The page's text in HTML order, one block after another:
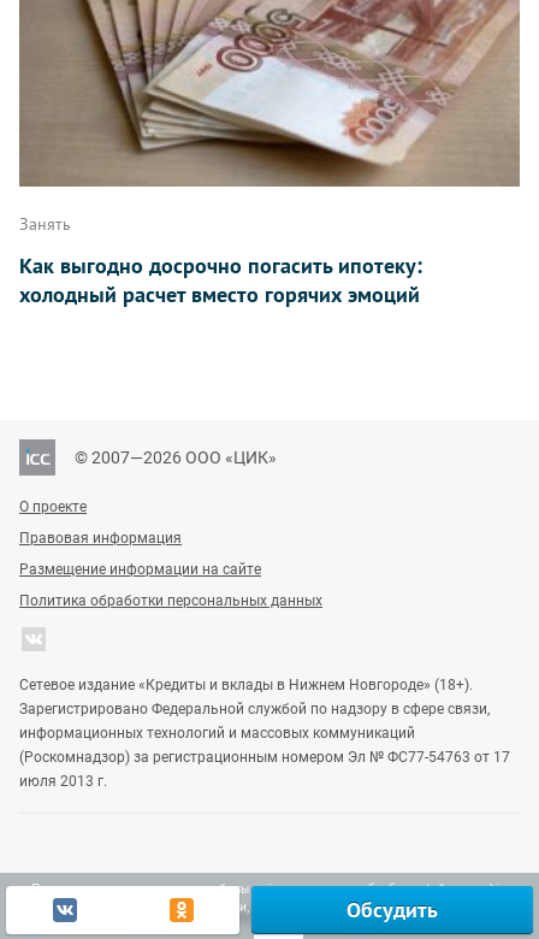
Продолжая использовать наш сайт, вы даёте согласие на обработку файлов cookie,
включая использование Яндекс.Метрики, в целях улучшения работы сайта.
Обсудить
Занять
Как выгодно досрочно погасить ипотеку:
холодный расчет вместо горячих эмоций
© 2007—2026 ООО «ЦИК»
О проекте
Правовая информация
Размещение информации на сайте
Политика обработки персональных данных
Сетевое издание «Кредиты и вклады в Нижнем Новгороде» (18+).
Зарегистрировано Федеральной службой по надзору в сфере связи,
информационных технологий и массовых коммуникаций
(Роскомнадзор) за регистрационным номером Эл № ФС77-54763 от 17
июля 2013 г.
Vgoroden DomostroyNN Gipernn